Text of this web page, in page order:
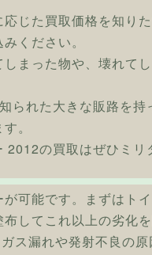
じた買取価格を知り
ください。
まった物や、壊れて
られた大きな販路を
。
の買取はぜひミリ
可能です。まずはト
してこれ以上の劣化
ス漏れや発射不良の原